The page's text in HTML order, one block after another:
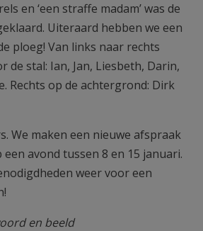
en ‘een straffe madam’ was de
Uiteraard hebben we een
ploeg! Van links naar rechts
de stal: Ian, Jan, Liesbeth, Darin,
Rechts op de achtergrond: Dirk
We maken een nieuwe afspraak
avond tussen 8 en 15 januari.
weer voor een
en beeld